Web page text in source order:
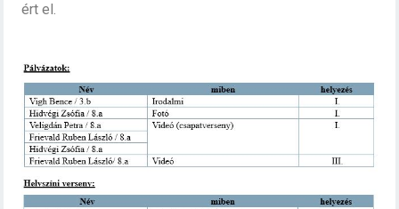
ért el.